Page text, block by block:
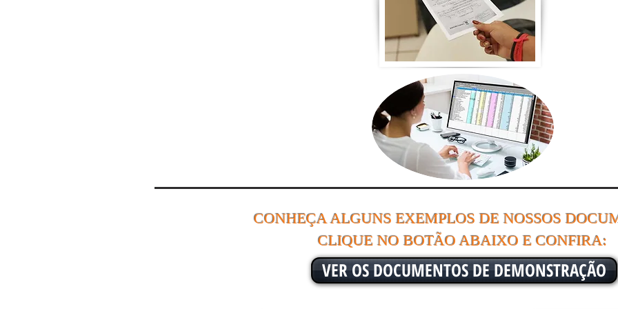
CONHEÇA ALGUNS EXEMPLOS DE NOSSOS
CLIQUE NO BOTÃO ABAIXO E CONFIRA:
VER OS DOCUMENTOS DE DEMONSTRAÇÃO